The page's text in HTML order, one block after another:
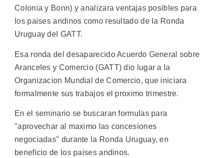
Colonia y Bonn) y analizara ventajas posibles para
los paises andinos como resultado de la Ronda
Uruguay del GATT.
Esa ronda del desaparecido Acuerdo General sobre
Aranceles y Comercio (GATT) dio lugar a la
Organizacion Mundial de Comercio, que iniciara
formalmente sus trabajos el proximo trimestre.
En el seminario se buscaran formulas para
"aprovechar al maximo las concesiones
negociadas" durante la Ronda Uruguay, en
beneficio de los paises andinos.